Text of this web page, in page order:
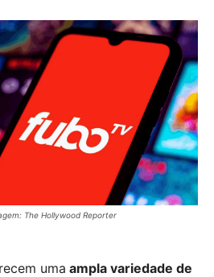
The Hollywood Reporter
uma ampla variedade de